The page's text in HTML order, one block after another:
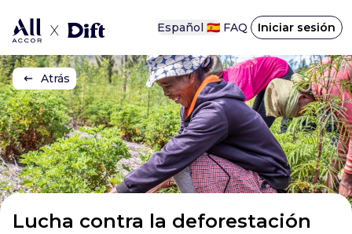
Español 🇪🇸 FAQ Iniciar sesión
Atrás
Lucha contra la deforestación